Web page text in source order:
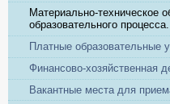
Материально-техническое
образовательного
Платные образовательные
Финансово-хозяйственная
Вакантные места для